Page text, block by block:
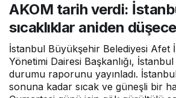
aniden
AKOM tarih verdi:
sıcaklıklar aniden
İstanbul Büyükşehir Belediyesi Afet
Yönetimi Dairesi Başkanlığı,
durumu raporunu yayınladı.
sonuna kadar sıcak ve güneşli bir